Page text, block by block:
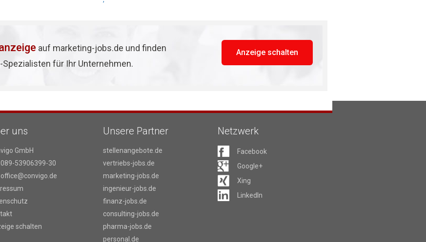
auf marketing-jobs.de und finden
für Ihr Unternehmen.
Anzeige schalten
uns
GmbH
089-53906399-30
office@convigo.de
schalten
Unsere Partner
stellenangebote.de
vertriebs-jobs.de
marketing-jobs.de
ingenieur-jobs.de
finanz-jobs.de
consulting-jobs.de
pharma-jobs.de
personal.de
Netzwerk
Facebook
Google+
Xing
LinkedIn